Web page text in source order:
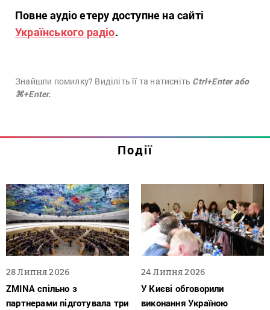
Повне аудіо етеру доступне на сайті
Українського радіо.
Знайшли помилку? Виділіть її та натисніть Ctrl+Enter або
⌘+Enter.
Події
28 Липня 2026
ZMINA спільно з
партнерами підготувала три
24 Липня 2026
У Києві обговорили
виконання Україною